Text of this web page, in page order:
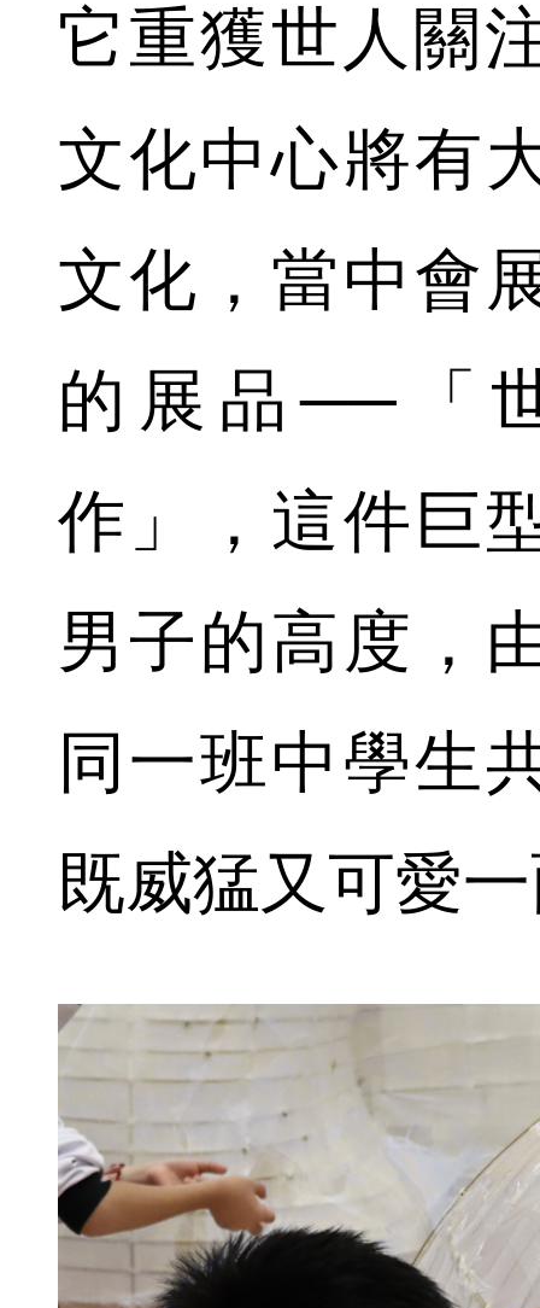
它重獲世人關
文化中心將有
文化，當中會
的展品──「
作」，這件巨
男子的高度，
同一班中學生
既威猛又可愛